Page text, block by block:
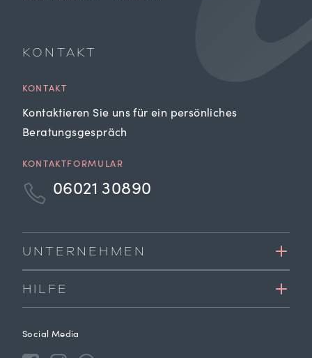
KONTAKT
KONTAKT
Kontaktieren Sie uns für ein persönliches
Beratungsgespräch
KONTAKTFORMULAR
06021 30890
UNTERNEHMEN
HILFE
Social Media